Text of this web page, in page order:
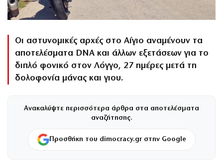
Οι αστυνομικές αρχές στο Αίγιο αναμένουν τα
αποτελέσματα DNA και άλλων εξετάσεων για το
διπλό φονικό στον Λόγγο, 27 ημέρες μετά τη
δολοφονία μάνας και γιου.
Ανακαλύψτε περισσότερα άρθρα στα αποτελέσματα
αναζήτησης.
Προσθήκη του dimocracy.gr στην Google